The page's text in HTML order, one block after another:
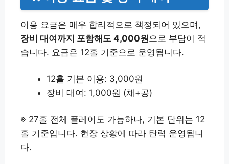
이용 요금은 매우 합리적으로 책정되어 있으며,
장비 대여까지 포함해도 4,000원 으로 부담이 적
습니다. 요금은 12홀 기준으로 운영됩니다.
12홀 기본 이용: 3,000원
장비 대여: 1,000원 (채+공)
※ 27홀 전체 플레이도 가능하나, 기본 단위는 12
홀 기준입니다. 현장 상황에 따라 탄력 운영됩니
다.